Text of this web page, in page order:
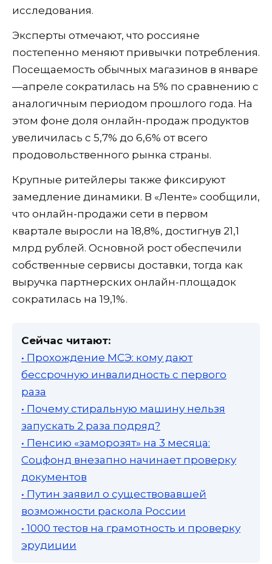
исследования.
Эксперты отмечают, что россияне
постепенно меняют привычки потребления.
Посещаемость обычных магазинов в январе
—апреле сократилась на 5% по сравнению с
аналогичным периодом прошлого года. На
этом фоне доля онлайн-продаж продуктов
увеличилась с 5,7% до 6,6% от всего
продовольственного рынка страны.
Крупные ритейлеры также фиксируют
замедление динамики. В «Ленте» сообщили,
что онлайн-продажи сети в первом
квартале выросли на 18,8%, достигнув 21,1
млрд рублей. Основной рост обеспечили
собственные сервисы доставки, тогда как
выручка партнерских онлайн-площадок
сократилась на 19,1%.
Сейчас читают:
• Прохождение МСЭ: кому дают
бессрочную инвалидность с первого
раза
• Почему стиральную машину нельзя
запускать 2 раза подряд?
• Пенсию «заморозят» на 3 месяца:
Соцфонд внезапно начинает проверку
документов
• Путин заявил о существовавшей
возможности раскола России
• 1000 тестов на грамотность и проверку
эрудиции